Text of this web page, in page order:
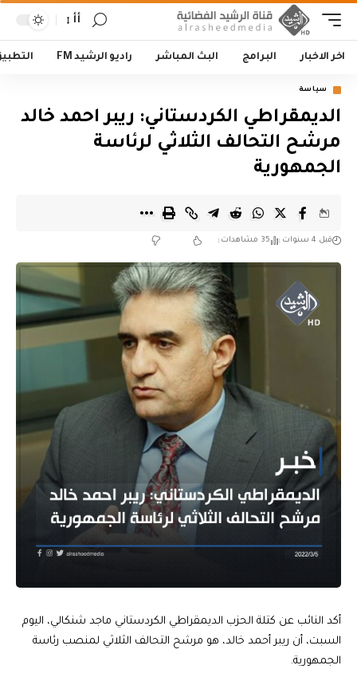
أأ
اخر الاخبار البرامج البث المباشر راديو الرشيد FM
سياسة
الديمقراطي الكردستاني: ريبر احمد خالد
مرشح التحالف الثلاثي لرئاسة
الجمهورية
قبل 4 سنوات 35 مشاهدات
أكد النائب عن كتلة الحزب الديمقراطي الكردستاني ماجد شنكالي، اليوم
السبت، أن ريبر أحمد خالد، هو مرشح التحالف الثلاثي لمنصب رئاسة
الجمهورية.